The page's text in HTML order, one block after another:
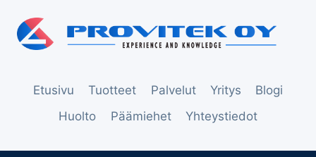
Etusivu Tuotteet Palvelut Yritys
Blogi
Huolto
Päämiehet Yhteystiedot